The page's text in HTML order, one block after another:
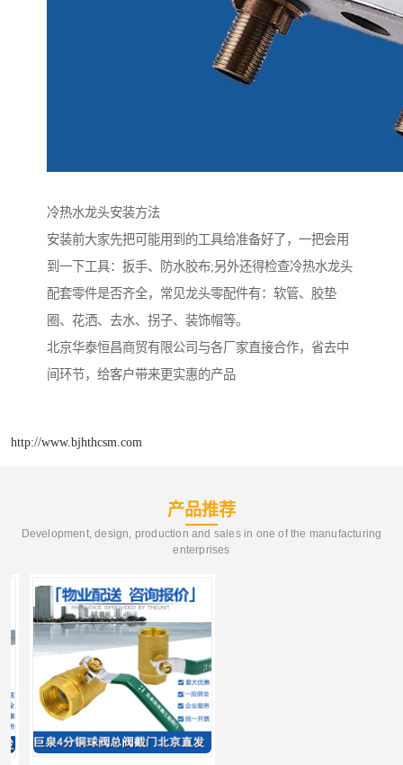
冷热水龙头安装方法
安装前大家先把可能用到的工具给准备好了，一把会用
到一下工具：扳手、防水胶布;另外还得检查冷热水龙头
配套零件是否齐全，常见龙头零配件有：软管、胶垫
圈、花洒、去水、拐子、装饰帽等。
北京华泰恒昌商贸有限公司与各厂家直接合作，省去中
间环节，给客户带来更实惠的产品
http://www.bjhthcsm.com
产品推荐
Development, design, production and sales in one of the manufacturing
enterprises